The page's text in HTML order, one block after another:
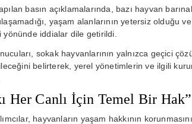
basın açıklamalarında, bazı hayvan
yaşam alanlarının yetersiz olduğu
iddialar dile getirildi.
sokak hayvanlarının yalnızca geçici
belirterek, yerel yönetimlerin ve ilgili
Her Canlı İçin Temel Bir Hak”
hayvanların yaşam hakkının